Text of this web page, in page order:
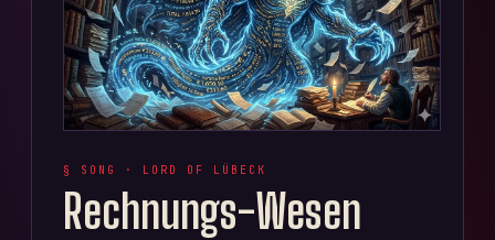
§ SONG · LORD OF LÜBECK
Rechnungs-Wesen